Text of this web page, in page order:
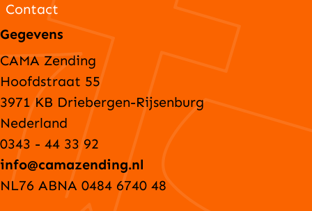
Contact
Gegevens
CAMA Zending
Hoofdstraat 55
3971 KB Driebergen-Rijsenburg
Nederland
0343 - 44 33 92
info@camazending.nl
NL76 ABNA 0484 6740 48